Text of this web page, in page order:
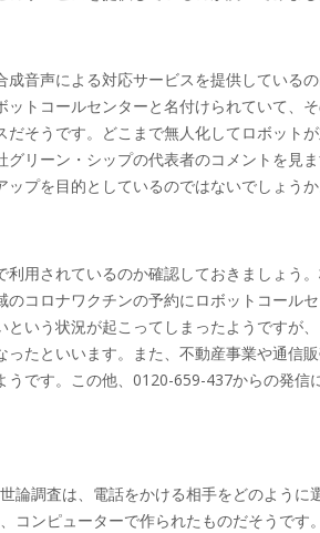
音声による対応サービスを提供している
トコールセンターと名付けられていて、
そうです。どこまで無人化してロボット
リーン・シップの代表者のコメントを見
プを目的としているのではないでしょうか
用されているのか確認しておきましょう
コロナワクチンの予約にロボットコール
いう状況が起こってしまったようですが
たといいます。また、不動産事業や通信
です。この他、0120-659-437からの発信
論調査は、電話をかける相手をどのように
コンピューターで作られたものだそうです